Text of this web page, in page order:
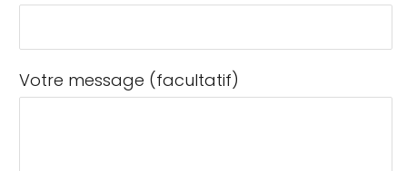
Votre message (facultatif)